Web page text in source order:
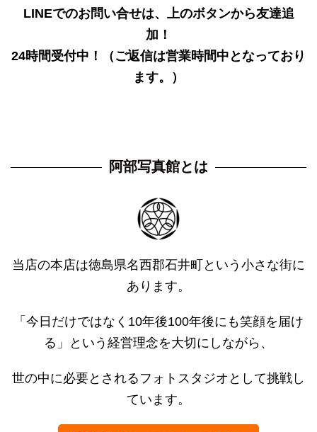
LINEでのお問い合せは、上のボタンから友達追
加！
24時間受付中！（ご返信は営業時間中となっており
ます。）
阿部写真館とは
当店の本店は徳島県名西郡石井町という小さな街に
あります。
「今日だけではなく10年後100年後にも笑顔を届け
る」という経営理念を大切にしながら、
世の中に必要とされるフォトスタジオとして挑戦し
ています。